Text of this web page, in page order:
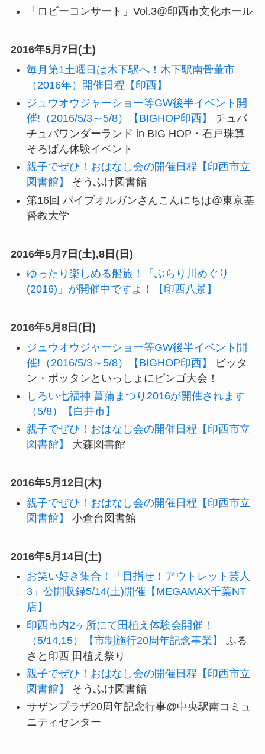
「ロビーコンサート」Vol.3@印西市文化ホール
2016年5月7日(土)
毎月第1土曜日は木下駅へ！木下駅南骨董市
（2016年）開催日程【印西】
ジュウオウジャーショー等GW後半イベント開
催!（2016/5/3～5/8）【BIGHOP印西】
チュバ
チュバワンダーランド in BIG HOP・石戸珠算
そろばん体験イベント
親子でぜひ！おはなし会の開催日程【印西市立
図書館】
そうふけ図書館
第16回 パイプオルガンさんこんにちは@東京基
督教大学
2016年5月7日(土),8日(日)
ゆったり楽しめる船旅！「ぶらり川めぐり
(2016)」が開催中ですよ！【印西八景】
2016年5月8日(日)
ジュウオウジャーショー等GW後半イベント開
催!（2016/5/3～5/8）【BIGHOP印西】
ビッタ
ン・ポッタンといっしょにビンゴ大会！
しろい七福神 菖蒲まつり2016が開催されます
（5/8）【白井市】
親子でぜひ！おはなし会の開催日程【印西市立
図書館】
大森図書館
2016年5月12日(木)
親子でぜひ！おはなし会の開催日程【印西市立
図書館】
小倉台図書館
2016年5月14日(土)
お笑い好き集合！「目指せ！アウトレット芸人
3」公開収録5/14(土)開催【MEGAMAX千葉NT
店】
印西市内2ヶ所にて田植え体験会開催！
（5/14,15）【市制施行20周年記念事業】
ふる
さと印西 田植え祭り
親子でぜひ！おはなし会の開催日程【印西市立
図書館】
そうふけ図書館
サザンプラザ20周年記念行事@中央駅南コミュ
ニティセンター